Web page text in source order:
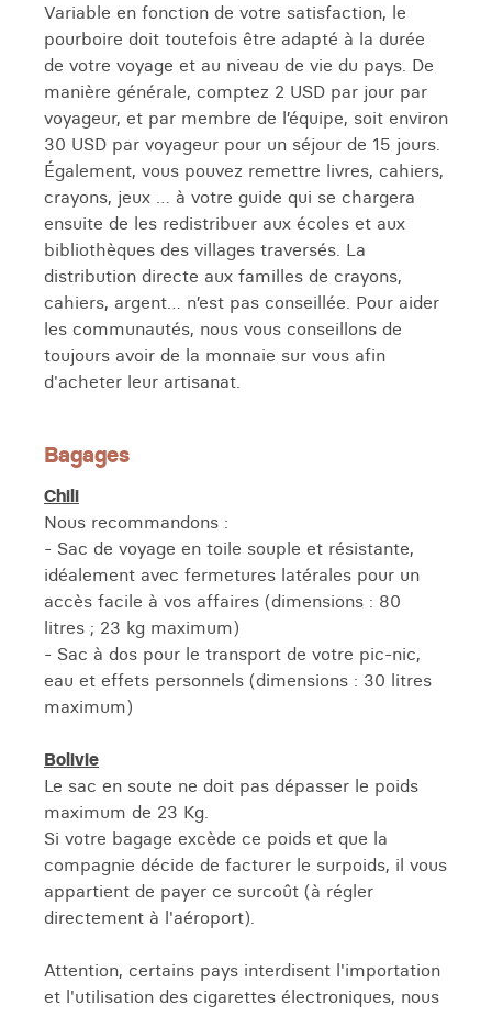
Variable en fonction de votre satisfaction, le
pourboire doit toutefois être adapté à la durée
de votre voyage et au niveau de vie du pays. De
manière générale, comptez 2 USD par jour par
voyageur, et par membre de l’équipe, soit environ
30 USD par voyageur pour un séjour de 15 jours.
Également, vous pouvez remettre livres, cahiers,
crayons, jeux … à votre guide qui se chargera
ensuite de les redistribuer aux écoles et aux
bibliothèques des villages traversés. La
distribution directe aux familles de crayons,
cahiers, argent… n’est pas conseillée. Pour aider
les communautés, nous vous conseillons de
toujours avoir de la monnaie sur vous afin
d'acheter leur artisanat.
Bagages
Chili
Nous recommandons :
- Sac de voyage en toile souple et résistante,
idéalement avec fermetures latérales pour un
accès facile à vos affaires (dimensions : 80
litres ; 23 kg maximum)
- Sac à dos pour le transport de votre pic-nic,
eau et effets personnels (dimensions : 30 litres
maximum)
Bolivie
Le sac en soute ne doit pas dépasser le poids
maximum de 23 Kg.
Si votre bagage excède ce poids et que la
compagnie décide de facturer le surpoids, il vous
appartient de payer ce surcoût (à régler
directement à l'aéroport).
Attention, certains pays interdisent l'importation
et l'utilisation des cigarettes électroniques, nous